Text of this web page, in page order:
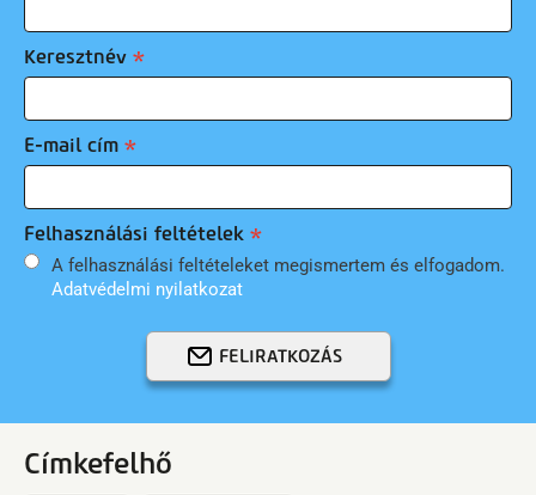
Keresztnév
E-mail cím
Felhasználási feltételek
A felhasználási feltételeket megismertem és elfogadom.
Adatvédelmi nyilatkozat
FELIRATKOZÁS
Címkefelhő